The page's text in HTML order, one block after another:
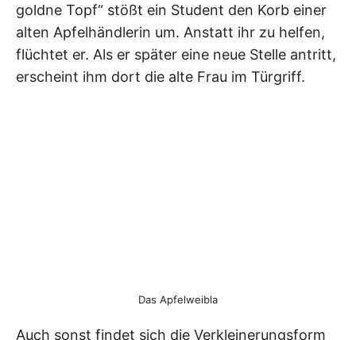
goldne Topf“ stößt ein Student den Korb einer
alten Apfelhändlerin um. Anstatt ihr zu helfen,
flüchtet er. Als er später eine neue Stelle antritt,
erscheint ihm dort die alte Frau im Türgriff.
Das Apfelweibla
Auch sonst findet sich die Verkleinerungsform